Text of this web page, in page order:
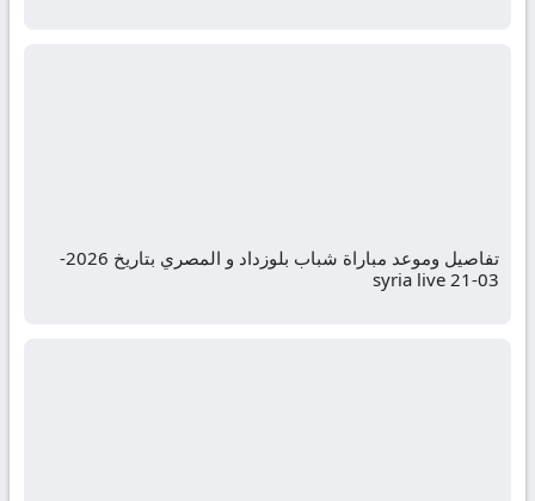
تفاصيل وموعد مباراة شباب بلوزداد و المصري بتاريخ 2026-
03-21 syria live